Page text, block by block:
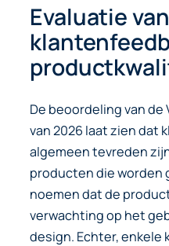
Evaluatie
De beoordeling van
van 2026 laat zien dat
algemeen tevreden
producten die worden
noemen dat de
verwachting op het
design. Echter, enkele